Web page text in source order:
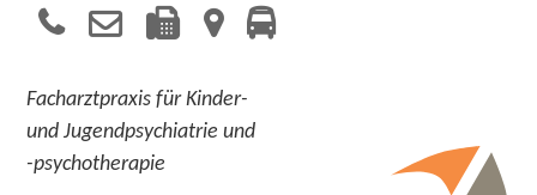
    
Facharztpraxis für Kinder-
und Jugendpsychiatrie und
-psychotherapie